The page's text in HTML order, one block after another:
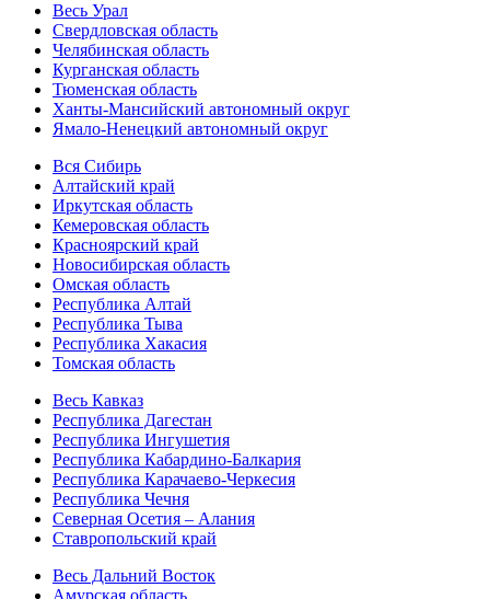
Весь Урал
Свердловская область
Челябинская область
Курганская область
Тюменская область
Ханты-Мансийский автономный округ
Ямало-Ненецкий автономный округ
Вся Сибирь
Алтайский край
Иркутская область
Кемеровская область
Красноярский край
Новосибирская область
Омская область
Республика Алтай
Республика Тыва
Республика Хакасия
Томская область
Весь Кавказ
Республика Дагестан
Республика Ингушетия
Республика Кабардино-Балкария
Республика Карачаево-Черкесия
Республика Чечня
Северная Осетия – Алания
Ставропольский край
Весь Дальний Восток
Амурская область